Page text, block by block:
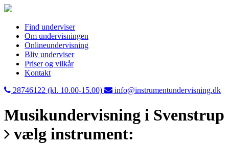
Find underviser
Om undervisningen
Onlineundervisning
Bliv underviser
Priser og vilkår
Kontakt
28746122 (kl. 10.00-15.00)
info@instrumentundervisning.dk
Musikundervisning i Svenstrup
vælg instrument: